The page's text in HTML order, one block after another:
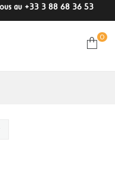
au +33 3 88 68 36 53
0